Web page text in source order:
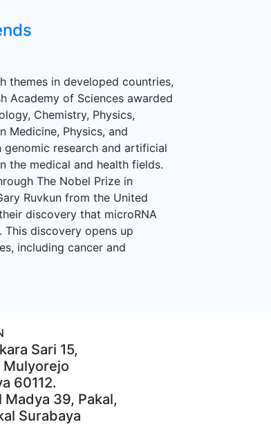
themes in developed countries,
Academy of Sciences awarded
Chemistry, Physics,
Medicine, Physics, and
research and artificial
the medical and health fields.
The Nobel Prize in
Ruvkun from the United
discovery that microRNA
discovery opens up
including cancer and
Sari 15,
Mulyorejo
60112.
Madya 39, Pakal,
Surabaya